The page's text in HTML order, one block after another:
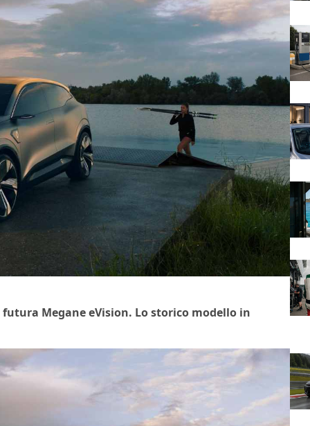
Megane eVision. Lo storico modello in